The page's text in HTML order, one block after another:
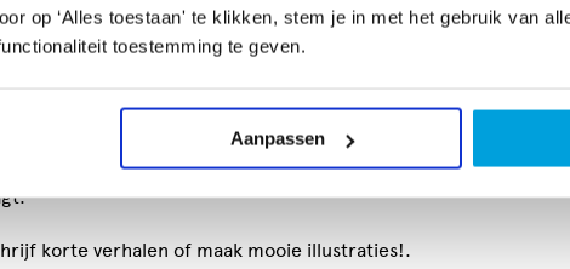
op ‘Alles toestaan' te klikken, stem je in met het gebruik van
toestemming te geven.
Aanpassen
kort verhaal te schrijven of tekening te maken, geïnspireerd
korte verhalen of maak mooie illustraties!.